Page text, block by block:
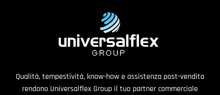
Qualità, tempestività, know-how e assistenza post-vendita
rendono Universalflex Group il tuo partner commerciale